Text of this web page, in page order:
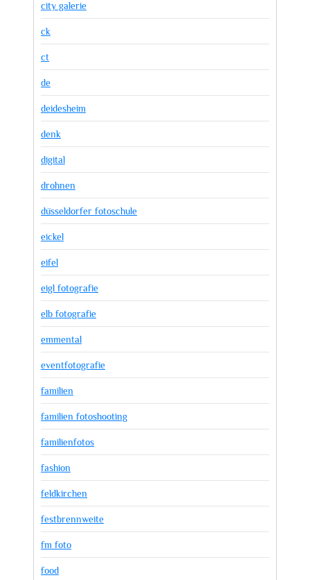
city galerie
ck
ct
de
deidesheim
denk
digital
drohnen
düsseldorfer fotoschule
eickel
eifel
eigl fotografie
elb fotografie
emmental
eventfotografie
familien
familien fotoshooting
familienfotos
fashion
feldkirchen
festbrennweite
fm foto
food